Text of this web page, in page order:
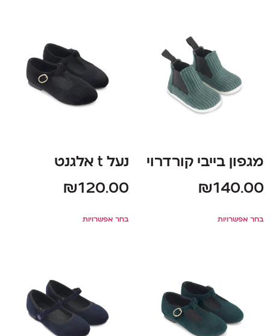
מגפון בייבי קורדרוי
₪140.00
בחר אפשרויות
נעל t אלגנט
₪120.00
בחר אפשרויות